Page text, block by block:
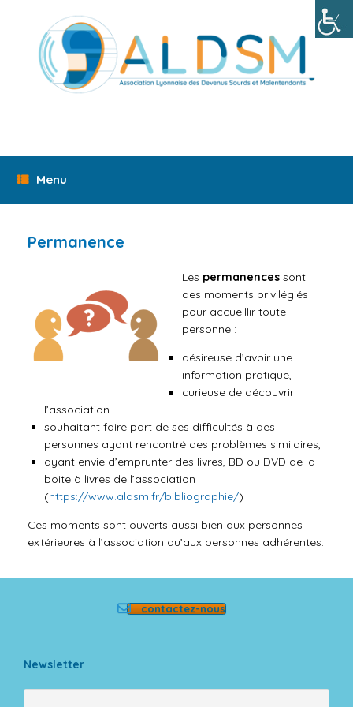
Menu
Permanence
Les permanences sont
des moments privilégiés
pour accueillir toute
personne :
désireuse d’avoir une
information pratique,
curieuse de découvrir
l’association
souhaitant faire part de ses difficultés à des
personnes ayant rencontré des problèmes similaires,
ayant envie d’emprunter des livres, BD ou DVD de la
boite à livres de l’association
(https://www.aldsm.fr/bibliographie/)
Ces moments sont ouverts aussi bien aux personnes
extérieures à l’association qu’aux personnes adhérentes.
contactez-nous
Newsletter